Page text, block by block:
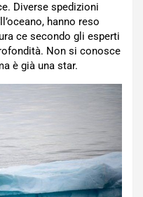
Diverse spedizioni
hanno reso
ce secondo gli esperti
Non si conosce
è già una star.